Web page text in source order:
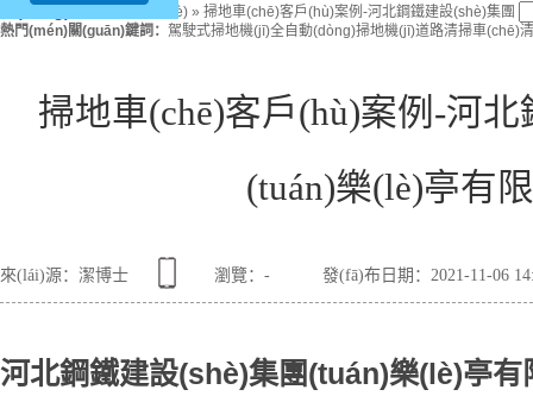
熱門(mén)關(guān)鍵詞： 駕駛式掃地機(jī)全自動(dòng)掃地機(jī)道路清掃車(chē)
當(dāng)前位置 首頁(yè) » 掃地車(chē)客戶(hù)案例-河北鋼鐵建設(shè)集團
掃地車(chē)客戶(hù)案例-河
(tuán)樂(lè)亭有
來(lái)源：潔博士 瀏覽： - 發(fā)布日期：2021-11-06
河北鋼鐵建設(shè)集團(tuán)樂(lè)亭有